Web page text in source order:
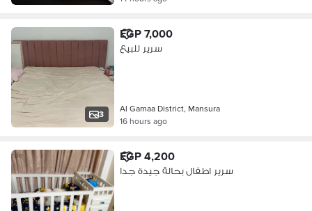
3
EGP 7,000
سرير للبيع
Al Gamaa District, Mansura
16 hours ago
EGP 4,200
سرير اطفال بحالة جيدة جدا